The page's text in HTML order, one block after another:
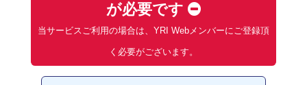
が必要です
当サービスご利用の場合は、YRI Webメンバーにご登録頂
く必要がございます。